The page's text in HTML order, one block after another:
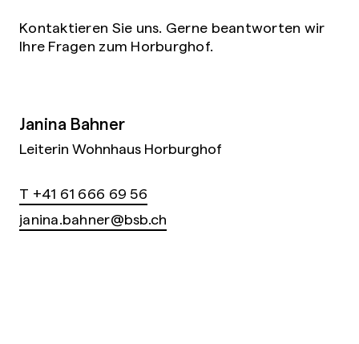
Kontaktieren Sie uns. Gerne beantworten wir
Ihre Fragen zum Horburghof.
Janina Bahner
Leiterin Wohnhaus Horburghof
T +41 61 666 69 56
janina.bahner@bsb.ch